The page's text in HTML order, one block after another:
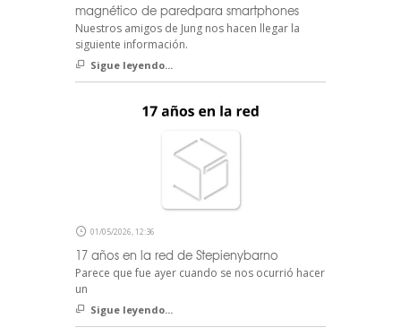
magnético de paredpara smartphones
Nuestros amigos de Jung nos hacen llegar la
siguiente información.
Sigue leyendo...
01/05/2026, 12:36
17 años en la red de Stepienybarno
Parece que fue ayer cuando se nos ocurrió hacer
un
Sigue leyendo...